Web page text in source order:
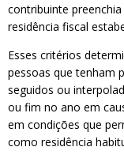
contribuinte
residência fiscal
Esses critérios
pessoas que tenham
seguidos ou
ou fim no ano em
em condições que
como residência